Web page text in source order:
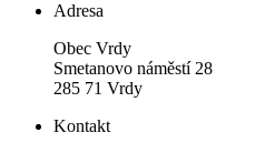
Adresa
Obec Vrdy
Smetanovo náměstí 28
285 71 Vrdy
Kontakt